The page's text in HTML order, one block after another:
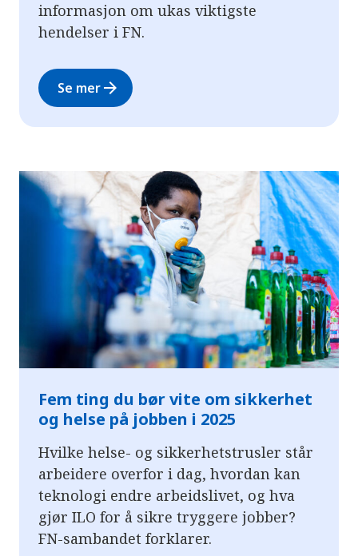
informasjon om ukas viktigste
hendelser i FN.
Se merarrow_forward
Fem ting du bør vite om sikkerhet
og helse på jobben i 2025
Hvilke helse- og sikkerhetstrusler står
arbeidere overfor i dag, hvordan kan
teknologi endre arbeidslivet, og hva
gjør ILO for å sikre tryggere jobber?
FN-sambandet forklarer.